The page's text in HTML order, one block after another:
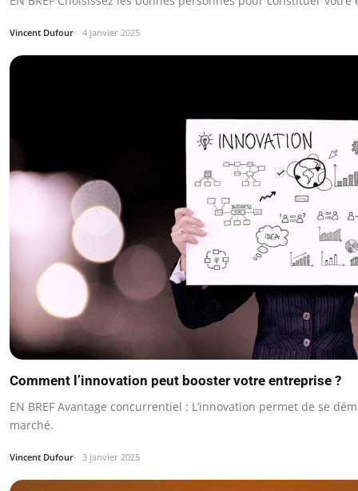
Vincent Dufour 4 janvier 2025
Comment l’innovation peut booster votre entreprise ?
EN BREF Avantage concurrentiel : L’innovation permet de se
marché.
Vincent Dufour 3 janvier 2025